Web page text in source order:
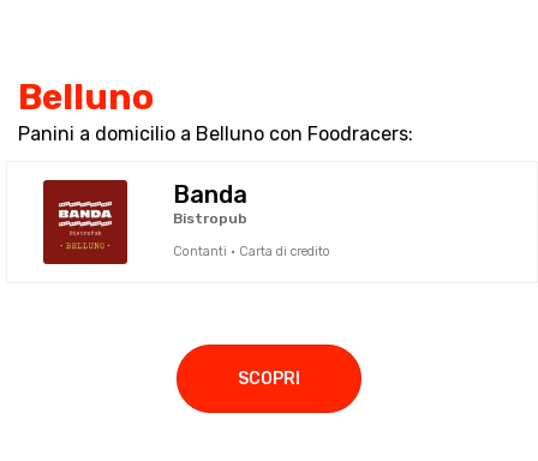
Belluno
Panini a domicilio a Belluno con Foodracers:
Banda
Bistropub
Contanti · Carta di credito
SCOPRI